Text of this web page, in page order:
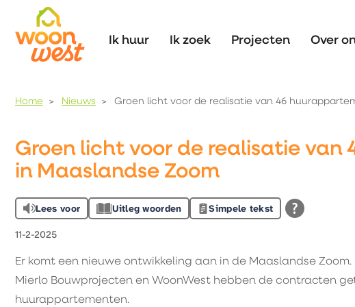
Naar hoofdinhoud
Naar hoofdnavigatiemenu
Naar zoeken
Naar de homepage
Ik huur Ik zoek Projecten Over
Home Nieuws Groen licht voor de realisatie van 46
Groen licht voor de realisatie van
in Maaslandse Zoom
Lees voor Uitleg woorden Simpele tekst
11-2-2025
Er komt een nieuwe ontwikkeling aan in de Maaslandse
Mierlo Bouwprojecten en WoonWest hebben de contracten
huurappartementen.